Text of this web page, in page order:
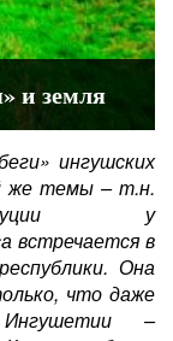
и земля
ингушских
же темы – т.н.
у
встречается в
Она
что даже
Ингушетии –